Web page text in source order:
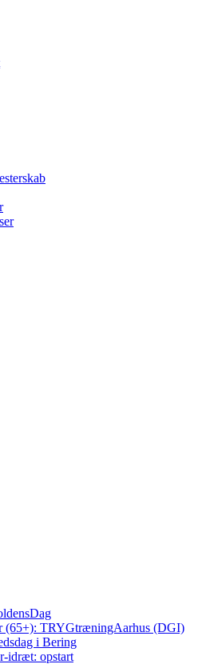
(65+): TRYGtræningAarhus (DGI)
i Bering
idræt: opstart